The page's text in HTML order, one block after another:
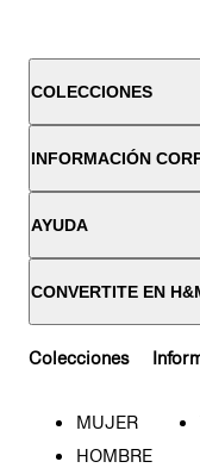
COLECCIONES
INFORMACIÓN
AYUDA
CONVERTITE EN
Colecciones
MUJER
HOMBRE